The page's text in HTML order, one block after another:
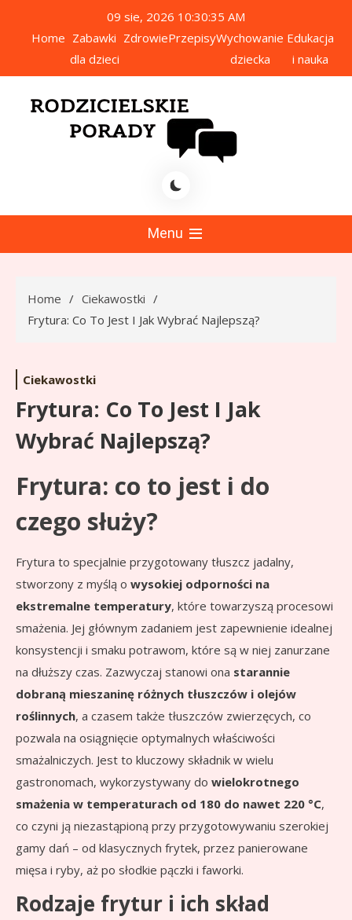
09 sie, 2026 10:30:36 AM
Home Zabawki
dla dzieci
ZdrowiePrzepisyWychowanie
dziecka
Edukacja
i nauka
Porady
Menu
Home
Ciekawostki
Frytura: Co To Jest I Jak Wybrać Najlepszą?
Ciekawostki
Frytura: Co To Jest I Jak
Wybrać Najlepszą?
Frytura: co to jest i do
czego służy?
Frytura to specjalnie przygotowany tłuszcz jadalny,
stworzony z myślą o wysokiej odporności na
ekstremalne temperatury, które towarzyszą procesowi
smażenia. Jej głównym zadaniem jest zapewnienie idealnej
konsystencji i smaku potrawom, które są w niej zanurzane
na dłuższy czas. Zazwyczaj stanowi ona starannie
dobraną mieszaninę różnych tłuszczów i olejów
roślinnych, a czasem także tłuszczów zwierzęcych, co
pozwala na osiągnięcie optymalnych właściwości
smażalniczych. Jest to kluczowy składnik w wielu
gastronomach, wykorzystywany do wielokrotnego
smażenia w temperaturach od 180 do nawet 220 °C,
co czyni ją niezastąpioną przy przygotowywaniu szerokiej
gamy dań – od klasycznych frytek, przez panierowane
mięsa i ryby, aż po słodkie pączki i faworki.
Rodzaje frytur i ich skład